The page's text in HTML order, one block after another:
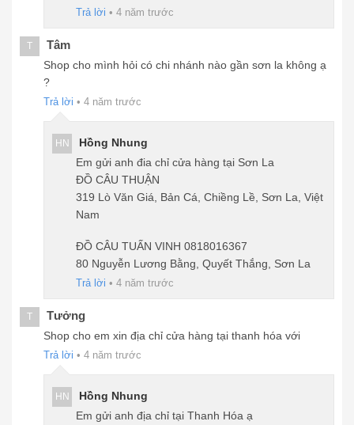
Trả lời • 4 năm trước
T Tâm
Shop cho mình hỏi có chi nhánh nào gần sơn la không ạ
?
Trả lời • 4 năm trước
HN
Hồng Nhung
Em gửi anh đia chỉ cửa hàng tại Sơn La
ĐỒ CÂU THUẬN
319 Lò Văn Giá, Bản Cá, Chiềng Lề, Sơn La, Việt
Nam
ĐỒ CÂU TUẤN VINH 0818016367
80 Nguyễn Lương Bằng, Quyết Thắng, Sơn La
Trả lời • 4 năm trước
T Tưởng
Shop cho em xin địa chỉ cửa hàng tại thanh hóa với
Trả lời • 4 năm trước
HN
Hồng Nhung
Em gửi anh địa chỉ tại Thanh Hóa ạ